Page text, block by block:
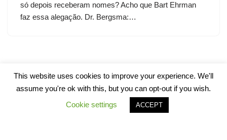
só depois receberam nomes? Acho que Bart Ehrman
faz essa alegação. Dr. Bergsma:…
This website uses cookies to improve your experience. We'll
assume you're ok with this, but you can opt-out if you wish.
Cookie settings
ACCEPT